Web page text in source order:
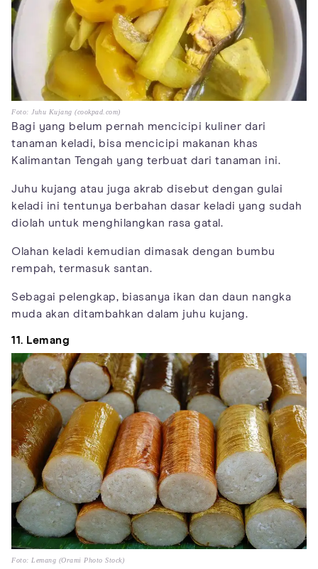
Foto: Juhu Kujang (cookpad.com)
Bagi yang belum pernah mencicipi kuliner dari
tanaman keladi, bisa mencicipi makanan khas
Kalimantan Tengah yang terbuat dari tanaman ini.
Juhu kujang atau juga akrab disebut dengan gulai
keladi ini tentunya berbahan dasar keladi yang sudah
diolah untuk menghilangkan rasa gatal.
Olahan keladi kemudian dimasak dengan bumbu
rempah, termasuk santan.
Sebagai pelengkap, biasanya ikan dan daun nangka
muda akan ditambahkan dalam juhu kujang.
11. Lemang
Foto: Lemang (Orami Photo Stock)